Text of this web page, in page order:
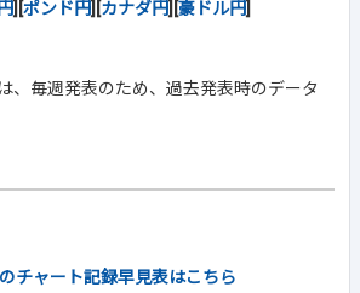
][ポンド円][カナダ円][豪ドル円]
、毎週発表のため、過去発表時のデータ
チャート記録早見表はこちら